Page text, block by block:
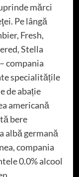
mărci
Pe lângă
Fresh,
Stella
compania
specialitățile
de abație
americană
bere
albă germană
compania
0.0% alcool